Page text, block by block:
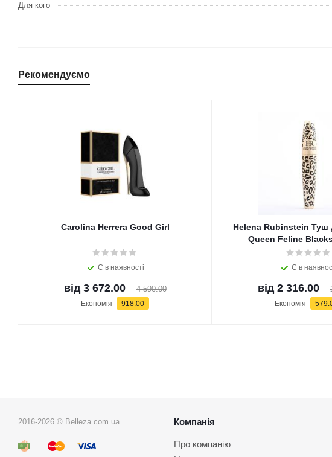
Для кого
Рекомендуємо
Carolina Herrera Good Girl
Є в наявності
від 3 672.00 4 590.00
Економія 918.00
Helena Rubinstein Туш
Queen Feline
Є в
від 2 316.00
Економія
2016-2026 © Belleza.com.ua Компанія
Про компанію